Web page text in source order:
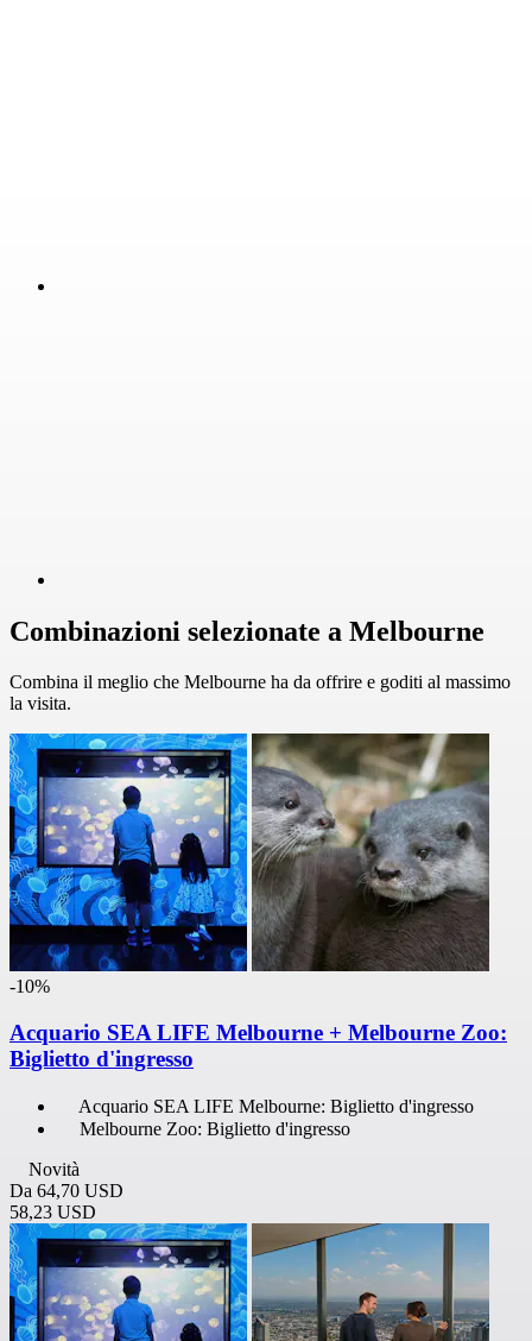
Combinazioni selezionate a Melbourne
Combina il meglio che Melbourne ha da offrire e goditi al massimo
la visita.
-10%
Acquario SEA LIFE Melbourne + Melbourne Zoo:
Biglietto d'ingresso
Acquario SEA LIFE Melbourne: Biglietto d'ingresso
Melbourne Zoo: Biglietto d'ingresso
Novità
Da 64,70 USD
58,23 USD